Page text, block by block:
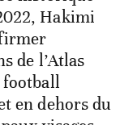
Hakimi
de l’Atlas
football
en dehors du